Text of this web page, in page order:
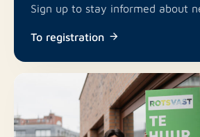
Sign up to stay informed about
To registration